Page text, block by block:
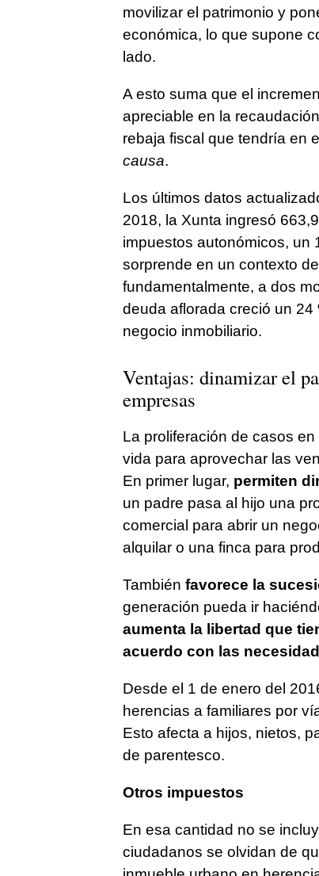
movilizar el patrimonio y
económica, lo que supone
lado.
A esto suma que el
apreciable en la
rebaja fiscal que tendría en
causa.
Los últimos datos
2018, la Xunta ingresó
impuestos autonómicos, un
sorprende en un contexto
fundamentalmente, a dos
deuda aflorada creció un 24
negocio inmobiliario.
Ventajas: dinamizar el
empresas
La proliferación de casos
vida para aprovechar las
En primer lugar, permiten
un padre pasa al hijo una
comercial para abrir un
alquilar o una finca para
También favorece la
generación pueda ir
aumenta la libertad que
acuerdo con las
Desde el 1 de enero del
herencias a familiares por
Esto afecta a hijos, nietos,
de parentesco.
Otros impuestos
En esa cantidad no se
ciudadanos se olvidan de